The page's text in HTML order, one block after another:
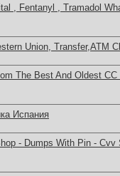
, Fentanyl , Tramadol
Union, Transfer,ATM
The Best And Oldest
Испания
- Dumps With Pin -